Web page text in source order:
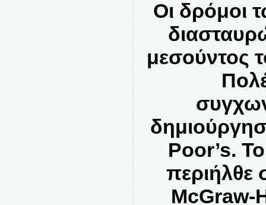
Οι δρόμοι
μεσούντος
Poor’s.
περιήλθε
McGraw-